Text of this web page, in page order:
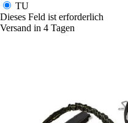
TU
Dieses Feld ist erforderlich
Versand in 4 Tagen